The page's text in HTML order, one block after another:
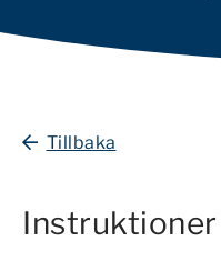
Tillbaka
Instruktioner